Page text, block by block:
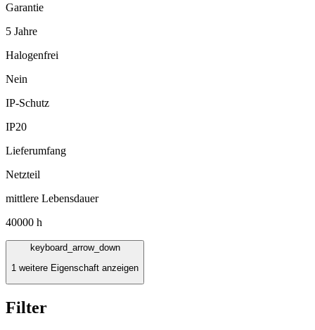
Garantie
5 Jahre
Halogenfrei
Nein
IP-Schutz
IP20
Lieferumfang
Netzteil
mittlere Lebensdauer
40000 h
keyboard_arrow_down
1 weitere Eigenschaft anzeigen
Filter